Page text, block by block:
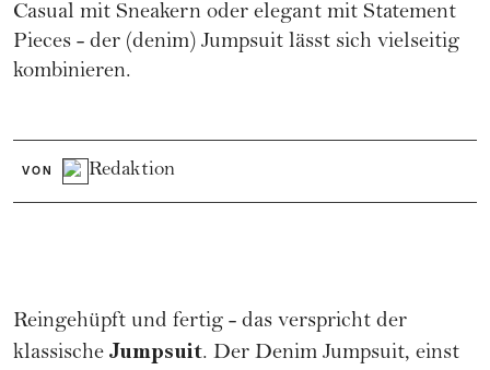
Casual mit Sneakern oder elegant mit Statement
Pieces - der (denim) Jumpsuit lässt sich vielseitig
kombinieren.
VON Redaktion
Reingehüpft und fertig - das verspricht der
klassische Jumpsuit. Der Denim Jumpsuit, einst